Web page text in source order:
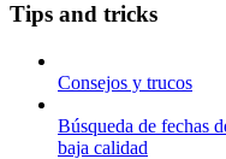
Tips and tricks
Consejos y trucos
Búsqueda de fechas
baja calidad